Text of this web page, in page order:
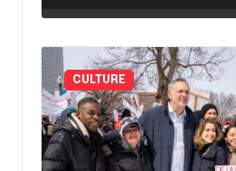
CULTURE